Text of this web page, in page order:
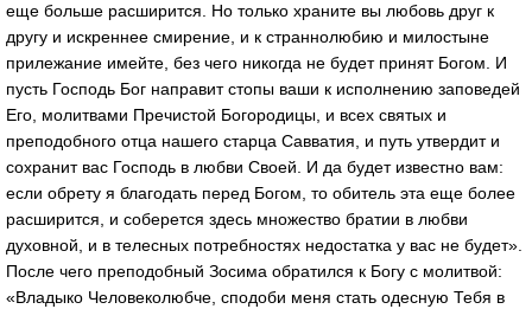
еще больше расширится. Но только храните вы любовь друг к
другу и искреннее смирение, и к страннолюбию и милостыне
прилежание имейте, без чего никогда не будет принят Богом. И
пусть Господь Бог направит стопы ваши к исполнению заповедей
Его, молитвами Пречистой Богородицы, и всех святых и
преподобного отца нашего старца Савватия, и путь утвердит и
сохранит вас Господь в любви Своей. И да будет известно вам:
если обрету я благодать перед Богом, то обитель эта еще более
расширится, и соберется здесь множество братии в любви
духовной, и в телесных потребностях недостатка у вас не будет».
После чего преподобный Зосима обратился к Богу с молитвой:
«Владыко Человеколюбче, сподоби меня стать одесную Тебя в